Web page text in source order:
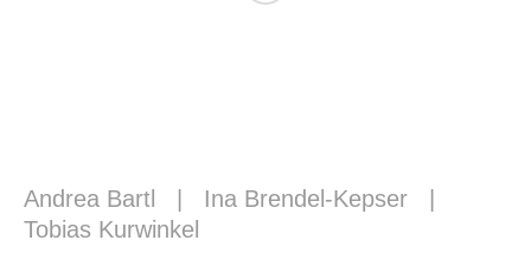
Andrea Bartl Ina Brendel-Kepser
Tobias Kurwinkel